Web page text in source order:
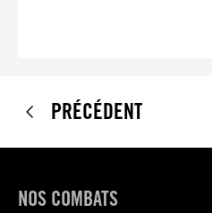
PRÉCÉDENT
NOS COMBATS